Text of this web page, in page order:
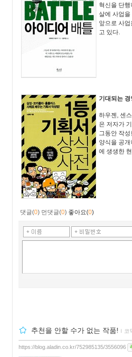
혁신을 단
살에 사업을
앞으로 사
고 있다.
기대되는
하우젠, 센
은 저자가
그동안 작
양식을 공
에 생생한
댓글(0) 먼댓글(0) 좋아요(0)
추천을 안할 수가 없는 작품! ｌ 코
https://blog.aladin.co.kr/752985135/3556096